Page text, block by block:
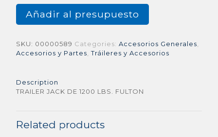
Añadir al presupuesto
SKU: 00000589 Categories: Accesorios Generales
Accesorios y Partes ,Tráileres y Accesorios
Description
TRAILER JACK DE 1200 LBS. FULTON
Related products